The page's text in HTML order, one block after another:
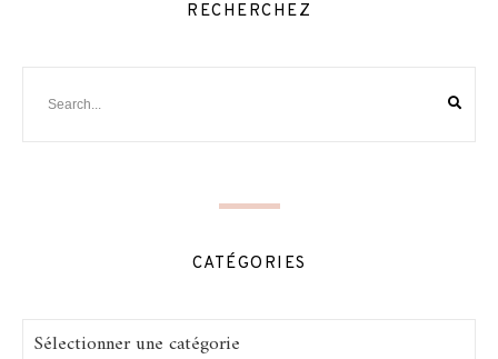
RECHERCHEZ
CATÉGORIES
Catégories